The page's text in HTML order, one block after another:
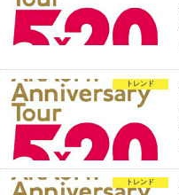
トレンド
トレンド